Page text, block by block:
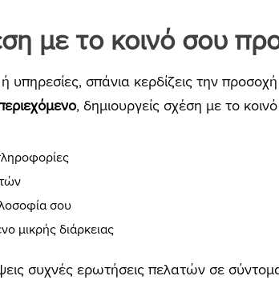
με το κοινό σου
σπάνια κερδίζεις την
, δημιουργείς σχέση με το
σου
μικρής διάρκειας
συχνές ερωτήσεις πελατών σε